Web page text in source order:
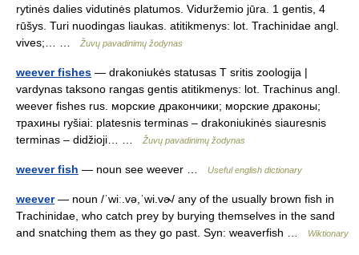
rytinės dalies vidutinės platumos. Viduržemio jūra. 1 gentis, 4
rūšys. Turi nuodingas liaukas. atitikmenys: lot. Trachinidae angl.
vives;… …
Žuvų pavadinimų žodynas
weever fishes — drakoniukės statusas T sritis zoologija |
vardynas taksono rangas gentis atitikmenys: lot. Trachinus angl.
weever fishes rus. морские дракончики; морские драконы;
трахины ryšiai: platesnis terminas – drakoniukinės siauresnis
terminas – didžioji… …
Žuvų pavadinimų žodynas
weever fish — noun see weever … Useful english dictionary
weever— noun /ˈwiː.və,ˈwi.vɚ/ any of the usually brown fish in
Trachinidae, who catch prey by burying themselves in the sand
and snatching them as they go past. Syn: weaverfish …
Wiktionary